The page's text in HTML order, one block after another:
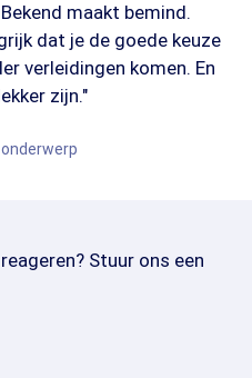
maakt bemind.
dat je de goede keuze
verleidingen komen. En
zijn."
Stuur ons een